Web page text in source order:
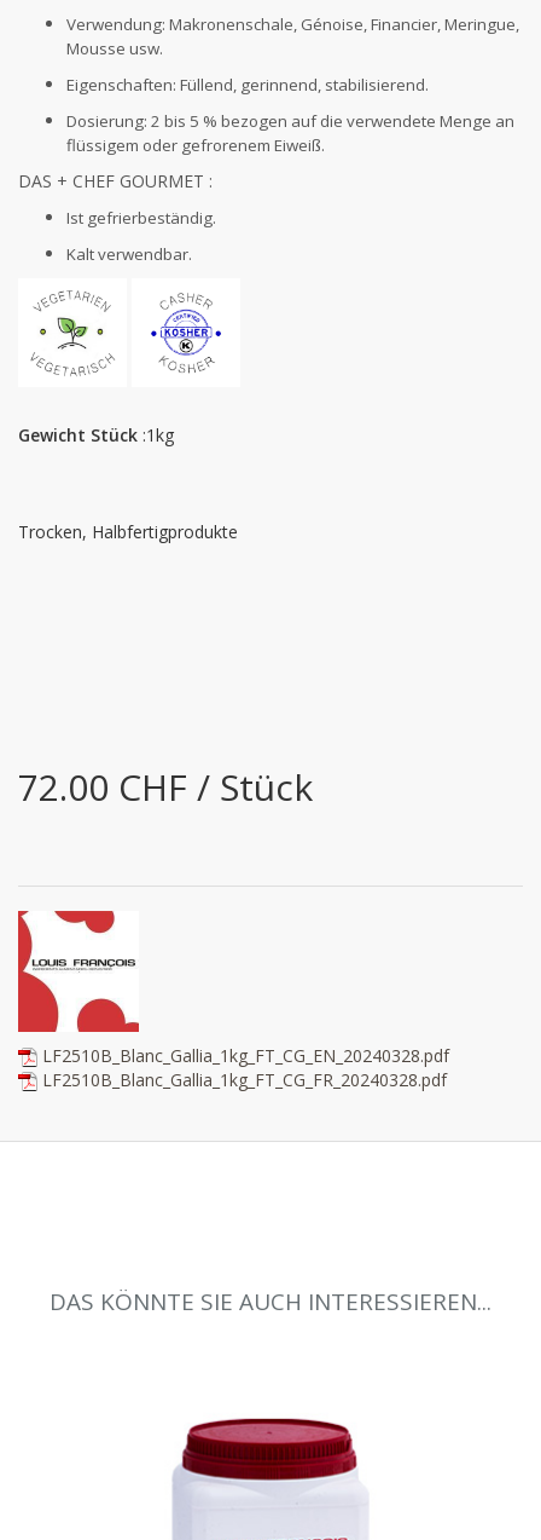
Verwendung: Makronenschale, Génoise, Financier, Meringue,
Mousse usw.
Eigenschaften: Füllend, gerinnend, stabilisierend.
Dosierung: 2 bis 5 % bezogen auf die verwendete Menge an
flüssigem oder gefrorenem Eiweiß.
DAS + CHEF GOURMET :
Ist gefrierbeständig.
Kalt verwendbar.
Gewicht Stück :1kg
Trocken, Halbfertigprodukte
72.00 CHF / Stück
LF2510B_Blanc_Gallia_1kg_FT_CG_EN_20240328.pdf
LF2510B_Blanc_Gallia_1kg_FT_CG_FR_20240328.pdf
DAS KÖNNTE SIE AUCH INTERESSIEREN...